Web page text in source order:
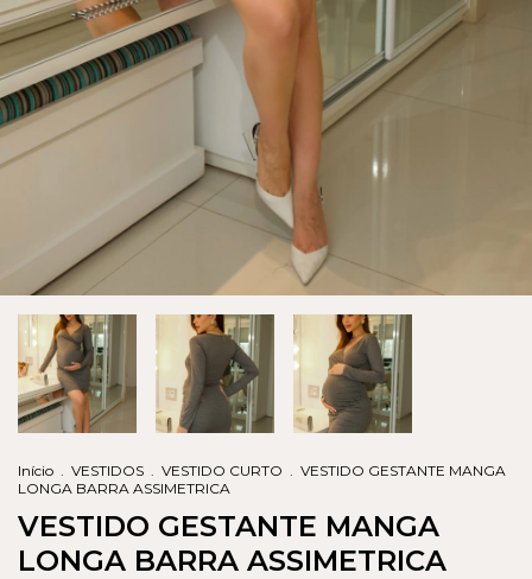
Início . VESTIDOS . VESTIDO CURTO . VESTIDO GESTANTE MANGA
LONGA BARRA ASSIMETRICA
VESTIDO GESTANTE MANGA
LONGA BARRA ASSIMETRICA